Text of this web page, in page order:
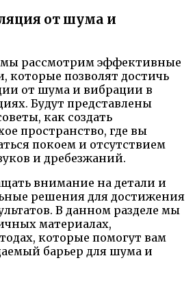
от шума и
мы рассмотрим эффективные
которые позволят достичь
от шума и вибрации в
Будут представлены
как создать
пространство, где вы
покоем и отсутствием
и дребезжаний.
внимание на детали и
решения для достижения
В данном разделе мы
материалах,
которые помогут вам
барьер для шума и